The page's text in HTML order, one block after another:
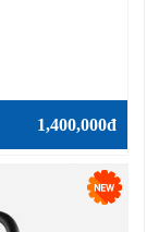
1,400,000đ